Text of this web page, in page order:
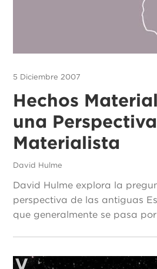
5 Diciembre 2007
Hechos
una
Materialista
David Hulme
David Hulme explora la
perspectiva de las antiguas
que generalmente se pasa